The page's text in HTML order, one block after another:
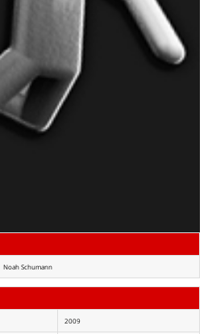
Noah Schumann
2009